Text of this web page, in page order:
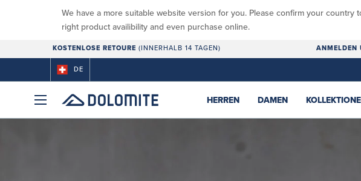
We have a more suitable website version for you. Please confirm your country
right product availibility and even purchase online.
KOSTENLOSE RETOURE (INNERHALB 14 TAGEN) ANMELDEN
DE
HERREN DAMEN